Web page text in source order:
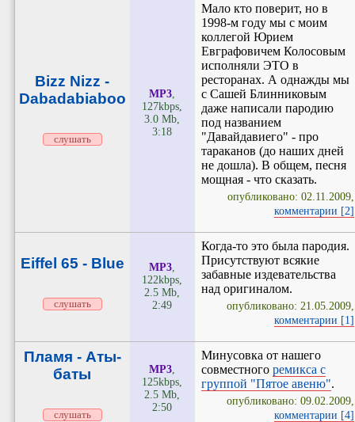
Bizz Nizz -
Dabadabiaboo
слушать
MP3
127kbps,
3.0 Mb,
3:18
Мало кто поверит, но в
1998-м году мы с моим
коллегой Юрием
Евграфовичем Колосовым
исполняли ЭТО в
ресторанах. А однажды мы
с Сашей Блинниковым
даже написали пародию
под названием
"Давайдавиего" - про
тараканов (до наших дней
не дошла). В общем, песня
мощная - что сказать.
опубликовано: 02.11.2009,
комментарии [2]
Eiffel 65 - Blue
слушать
MP3
122kbps,
2.5 Mb,
2:49
Когда-то это была пародия.
Присутствуют всякие
забавные издевательства
над оригиналом.
опубликовано: 21.05.2009,
комментарии [1]
Пламя - Аты-
баты
слушать
MP3
125kbps,
2.5 Mb,
2:50
Минусовка от нашего
совместного ремикса с
группой "Пятое авеню".
опубликовано: 09.02.2009,
комментарии [4]